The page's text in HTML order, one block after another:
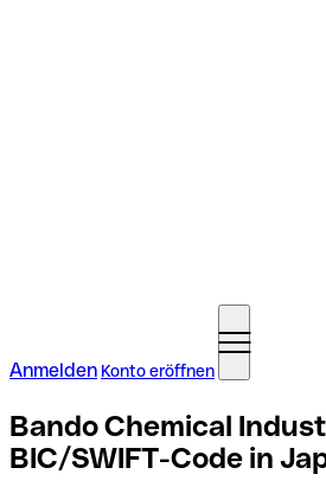
Anmelden Konto eröffnen
Bando Chemical
BIC/SWIFT-Code in